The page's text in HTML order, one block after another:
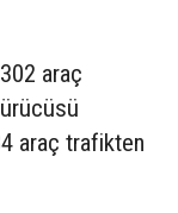
araç
araç trafikten